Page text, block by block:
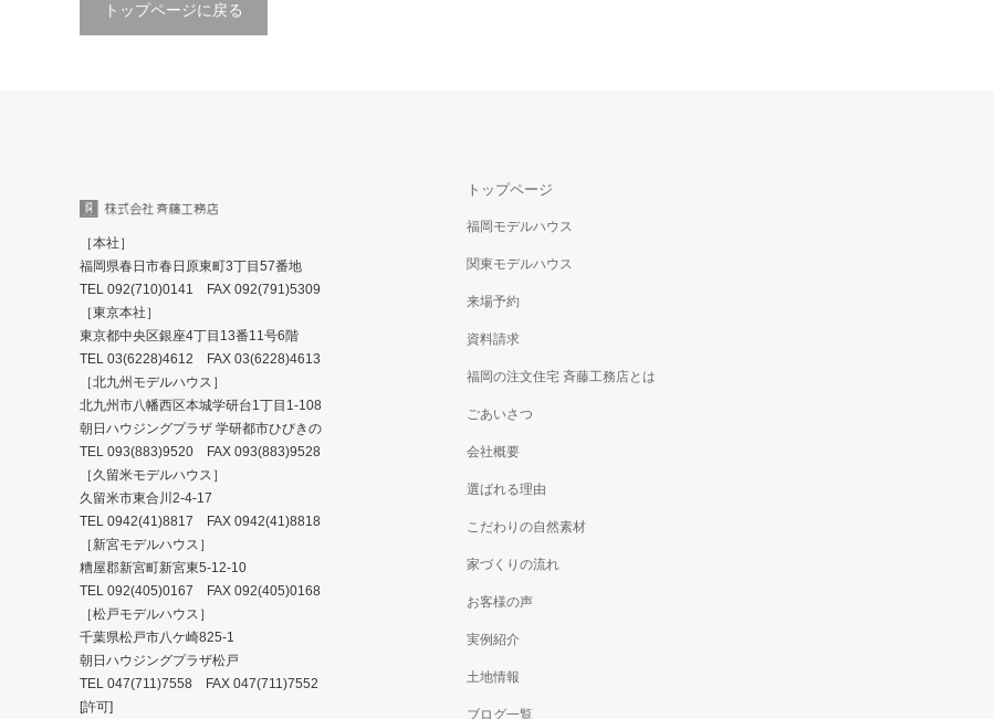
トップページに戻る
トップページ
福岡モデルハウス
関東モデルハウス
来場予約
資料請求
福岡の注文住宅 斉藤工務店とは
ごあいさつ
会社概要
選ばれる理由
こだわりの自然素材
家づくりの流れ
お客様の声
実例紹介
土地情報
ブログ一覧
［本社］
福岡県春日市春日原東町3丁目57番地
TEL 092(710)0141 FAX 092(791)5309
［東京本社］
東京都中央区銀座4丁目13番11号6階
TEL 03(6228)4612 FAX 03(6228)4613
［北九州モデルハウス］
北九州市八幡西区本城学研台1丁目1-108
朝日ハウジングプラザ 学研都市ひびきの
TEL 093(883)9520 FAX 093(883)9528
［久留米モデルハウス］
久留米市東合川2-4-17
TEL 0942(41)8817 FAX 0942(41)8818
［新宮モデルハウス］
糟屋郡新宮町新宮東5-12-10
TEL 092(405)0167 FAX 092(405)0168
［松戸モデルハウス］
千葉県松戸市八ケ崎825-1
朝日ハウジングプラザ松戸
TEL 047(711)7558 FAX 047(711)7552
[許可]